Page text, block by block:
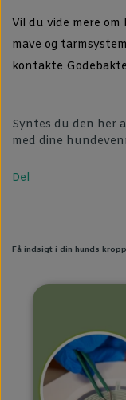
Vil du vide mere
mave og
kontakte
Syntes du den her
med dine
Del
Få indsigt i din hunds